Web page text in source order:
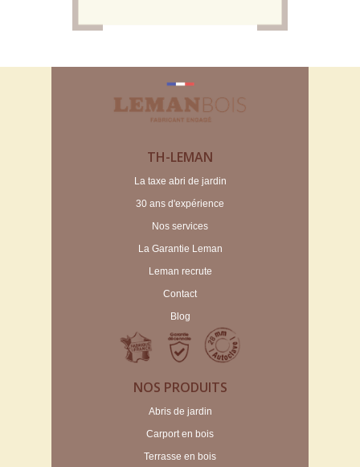
TH-LEMAN
La taxe abri de jardin
30 ans d'expérience
Nos services
La Garantie Leman
Leman recrute
Contact
Blog
NOS PRODUITS
Abris de jardin
Carport en bois
Terrasse en bois